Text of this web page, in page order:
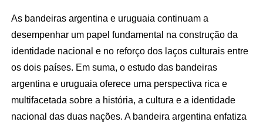
As bandeiras argentina e uruguaia continuam a
desempenhar um papel fundamental na construção da
identidade nacional e no reforço dos laços culturais entre
os dois países. Em suma, o estudo das bandeiras
argentina e uruguaia oferece uma perspectiva rica e
multifacetada sobre a história, a cultura e a identidade
nacional das duas nações. A bandeira argentina enfatiza